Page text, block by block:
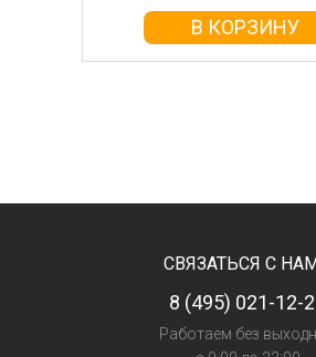
В КОРЗИНУ
СВЯЗАТЬСЯ С
8 (495) 021-12-
Работаем без